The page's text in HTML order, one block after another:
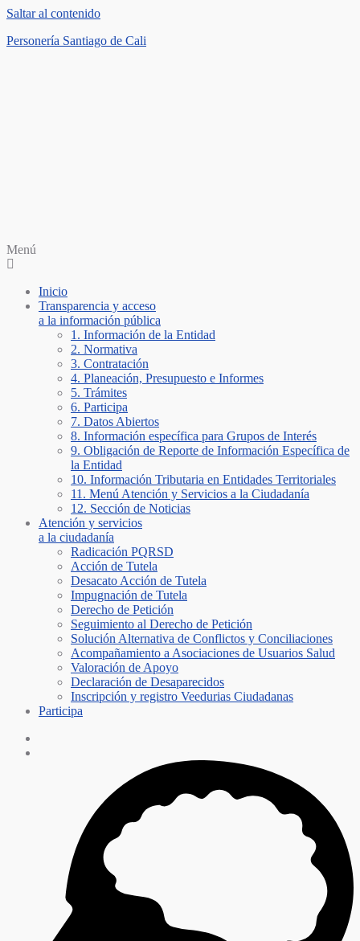
Saltar al contenido
Personería Santiago de Cali
Menú
Inicio
Transparencia y acceso
a la información pública
1. Información de la Entidad
2. Normativa
3. Contratación
4. Planeación, Presupuesto e Informes
5. Trámites
6. Participa
7. Datos Abiertos
8. Información específica para Grupos de Interés
9. Obligación de Reporte de Información Específica de
la Entidad
10. Información Tributaria en Entidades Territoriales
11. Menú Atención y Servicios a la Ciudadanía
12. Sección de Noticias
Atención y servicios
a la ciudadanía
Radicación PQRSD
Acción de Tutela
Desacato Acción de Tutela
Impugnación de Tutela
Derecho de Petición
Seguimiento al Derecho de Petición
Solución Alternativa de Conflictos y Conciliaciones
Acompañamiento a Asociaciones de Usuarios Salud
Valoración de Apoyo
Declaración de Desaparecidos
Inscripción y registro Veedurias Ciudadanas
Participa